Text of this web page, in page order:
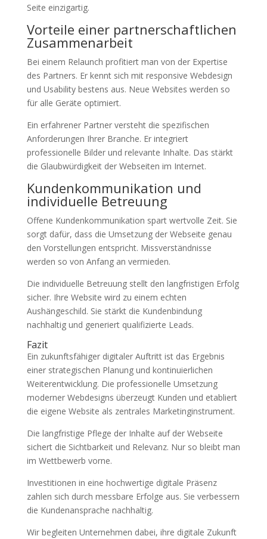
Seite einzigartig.
Vorteile einer partnerschaftlichen
Zusammenarbeit
Bei einem Relaunch profitiert man von der Expertise
des Partners. Er kennt sich mit responsive Webdesign
und Usability bestens aus. Neue Websites werden so
für alle Geräte optimiert.
Ein erfahrener Partner versteht die spezifischen
Anforderungen Ihrer Branche. Er integriert
professionelle Bilder und relevante Inhalte. Das stärkt
die Glaubwürdigkeit der Webseiten im Internet.
Kundenkommunikation und
individuelle Betreuung
Offene Kundenkommunikation spart wertvolle Zeit. Sie
sorgt dafür, dass die Umsetzung der Webseite genau
den Vorstellungen entspricht. Missverständnisse
werden so von Anfang an vermieden.
Die individuelle Betreuung stellt den langfristigen Erfolg
sicher. Ihre Website wird zu einem echten
Aushängeschild. Sie stärkt die Kundenbindung
nachhaltig und generiert qualifizierte Leads.
Fazit
Ein zukunftsfähiger digitaler Auftritt ist das Ergebnis
einer strategischen Planung und kontinuierlichen
Weiterentwicklung. Die professionelle Umsetzung
moderner Webdesigns überzeugt Kunden und etabliert
die eigene Website als zentrales Marketinginstrument.
Die langfristige Pflege der Inhalte auf der Webseite
sichert die Sichtbarkeit und Relevanz. Nur so bleibt man
im Wettbewerb vorne.
Investitionen in eine hochwertige digitale Präsenz
zahlen sich durch messbare Erfolge aus. Sie verbessern
die Kundenansprache nachhaltig.
Wir begleiten Unternehmen dabei, ihre digitale Zukunft